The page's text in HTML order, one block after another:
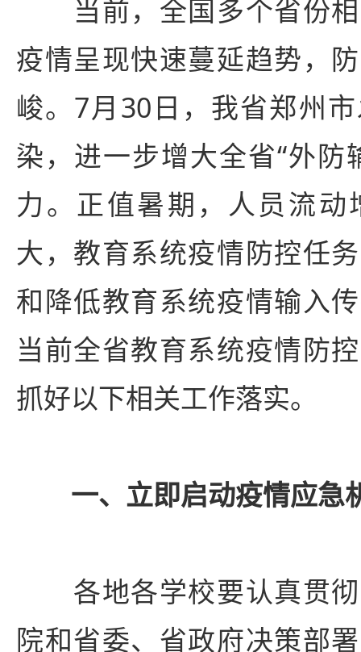
当前，全国多个省份相
疫情呈现快速蔓延趋势，
峻。7月30日，我省郑州
染，进一步增大全省“外防
力。正值暑期，人员流动
大，教育系统疫情防控任
和降低教育系统疫情输入
当前全省教育系统疫情防
抓好以下相关工作落实。
一、立即启动疫情应急
各地各学校要认真贯彻
院和省委、省政府决策部